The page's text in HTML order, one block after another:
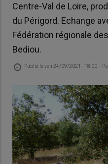
Centre-Val de Loire,
du Périgord. Echange
Fédération régionale
Bediou.
Publié leven 24/09/2021 - 18:00 -